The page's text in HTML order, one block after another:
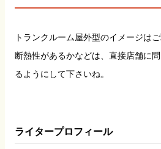
トランクルーム屋外型のイメージは
断熱性があるかなどは、直接店舗に
るようにして下さいね。
ライタープロフィール